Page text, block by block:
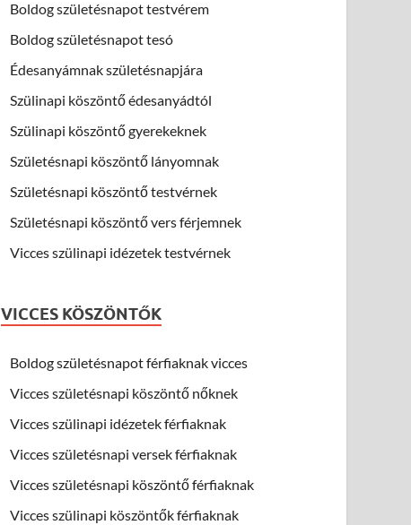
Boldog születésnapot testvérem
Boldog születésnapot tesó
Édesanyámnak születésnapjára
Szülinapi köszöntő édesanyádtól
Szülinapi köszöntő gyerekeknek
Születésnapi köszöntő lányomnak
Születésnapi köszöntő testvérnek
Születésnapi köszöntő vers férjemnek
Vicces szülinapi idézetek testvérnek
VICCES KÖSZÖNTŐK
Boldog születésnapot férfiaknak vicces
Vicces születésnapi köszöntő nőknek
Vicces szülinapi idézetek férfiaknak
Vicces születésnapi versek férfiaknak
Vicces születésnapi köszöntő férfiaknak
Vicces szülinapi köszöntők férfiaknak